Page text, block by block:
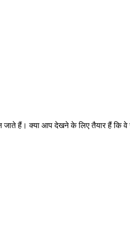
जाते हैं। क्या आप देखने के लिए तैयार हैं कि